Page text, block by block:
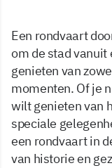
Een rondvaart
om de stad vanuit
genieten van
momenten. Of je
wilt genieten van
speciale
een rondvaart in
van historie en